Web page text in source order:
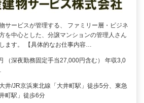
サービスが管理する、 ファミリー層・ビジネ
を中心とした、分譲マンションの管理人さん
ます。 【具体的なお仕事内容…
（深夜勤務固定手当27,000円含む） 年収3,0
井/JR京浜東北線「大井町駅」徒歩5分、東急
町駅」徒歩6分